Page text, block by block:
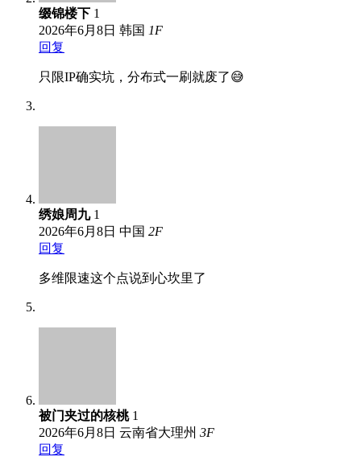
缀锦楼下 1
2026年6月8日 韩国 1F
回复
只限IP确实坑，分布式一刷就废了😅
绣娘周九 1
2026年6月8日 中国 2F
回复
多维限速这个点说到心坎里了
被门夹过的核桃 1
2026年6月8日 云南省大理州 3F
回复